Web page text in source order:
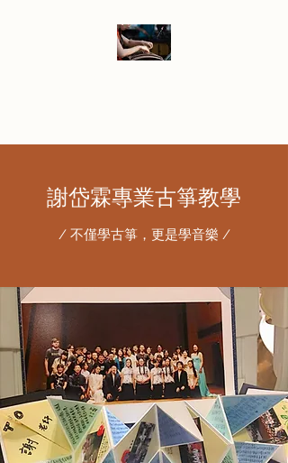
謝岱霖專業古箏教學
/ 不僅學古箏，更是學音樂 /